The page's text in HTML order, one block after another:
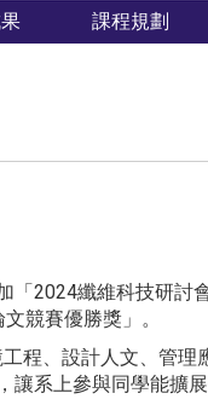
課程規劃
「2024纖維科技研討
競賽優勝獎」。
程、設計人文、管理
讓系上參與同學能擴